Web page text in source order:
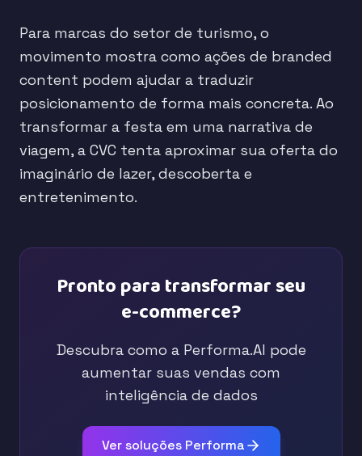
Para marcas do setor de turismo, o
movimento mostra como ações de branded
content podem ajudar a traduzir
posicionamento de forma mais concreta. Ao
transformar a festa em uma narrativa de
viagem, a CVC tenta aproximar sua oferta do
imaginário de lazer, descoberta e
entretenimento.
Pronto para transformar seu
e-commerce?
Descubra como a Performa.AI pode
aumentar suas vendas com
inteligência de dados
Ver soluções Performa